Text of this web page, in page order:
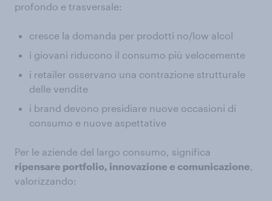
profondo e trasversale:
cresce la domanda per prodotti no/low alcol
i giovani riducono il consumo più velocemente
i retailer osservano una contrazione strutturale
delle vendite
i brand devono presidiare nuove occasioni di
consumo e nuove aspettative
Per le aziende del largo consumo, significa
ripensare portfolio, innovazione e comunicazione,
valorizzando: